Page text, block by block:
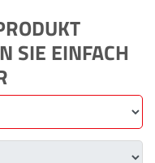
SIE EINFACH